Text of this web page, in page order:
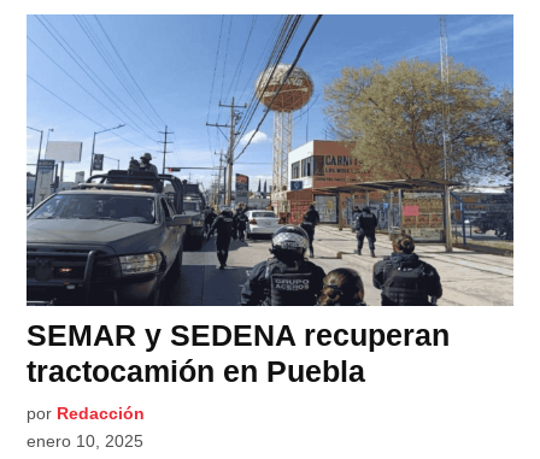
SEMAR y SEDENA recuperan
tractocamión en Puebla
por Redacción
enero 10, 2025